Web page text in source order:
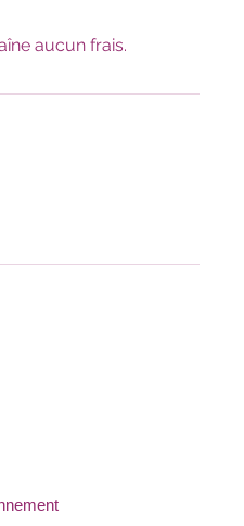
aucun frais.